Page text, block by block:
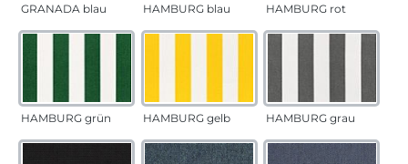
GRANADA blau HAMBURG blau HAMBURG rot
HAMBURG grün HAMBURG gelb HAMBURG grau